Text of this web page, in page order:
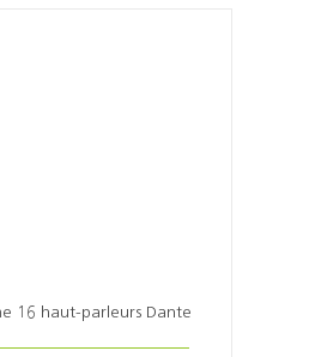
16 haut-parleurs Dante